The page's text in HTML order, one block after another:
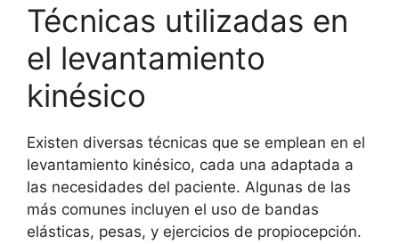
Técnicas utilizadas en
el levantamiento
kinésico
Existen diversas técnicas que se emplean en el
levantamiento kinésico, cada una adaptada a
las necesidades del paciente. Algunas de las
más comunes incluyen el uso de bandas
elásticas, pesas, y ejercicios de propiocepción.